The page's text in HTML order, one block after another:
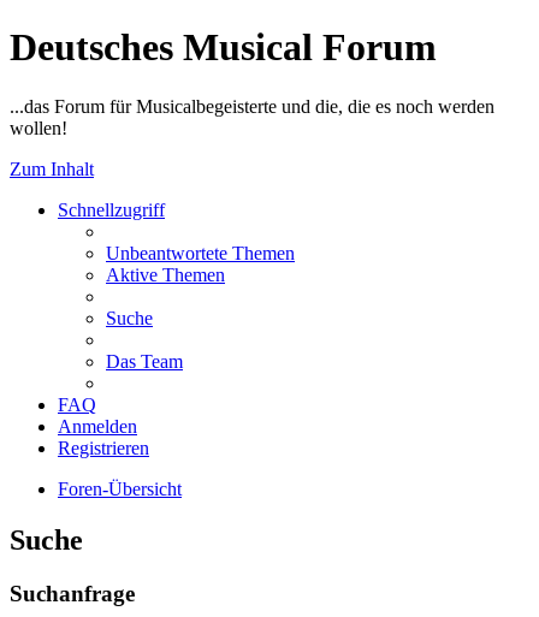
Deutsches Musical Forum
...das Forum für Musicalbegeisterte und die, die es noch werden
wollen!
Zum Inhalt
Schnellzugriff
Unbeantwortete Themen
Aktive Themen
Suche
Das Team
FAQ
Anmelden
Registrieren
Foren-Übersicht
Suche
Suchanfrage